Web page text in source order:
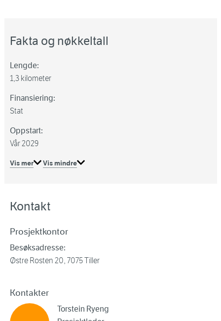
Fakta og nøkkeltall
Lengde:
1,3 kilometer
Finansiering:
Stat
Oppstart:
Vår 2029
Vis mer Vis mindre
Kontakt
Prosjektkontor
Besøksadresse:
Østre Rosten 20, 7075 Tiller
Kontakter
Torstein Ryeng